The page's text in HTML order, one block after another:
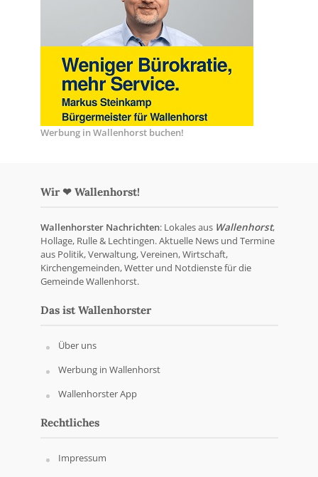
Werbung in Wallenhorst buchen!
Wir ❤ Wallenhorst!
Wallenhorster Nachrichten: Lokales aus Wallenhorst,
Hollage, Rulle & Lechtingen. Aktuelle News und Termine
aus Politik, Verwaltung, Vereinen, Wirtschaft,
Kirchengemeinden, Wetter und Notdienste für die
Gemeinde Wallenhorst.
Das ist Wallenhorster
Über uns
Werbung in Wallenhorst
Wallenhorster App
Rechtliches
Impressum